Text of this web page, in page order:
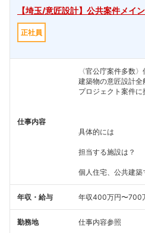
【埼玉/意匠設計】公共案件メイ
正社員
仕事内容
〈官公庁案件多数
建築物の意匠設計
プロジェクト案件に
具体的には
担当する施設は？
個人住宅、公共建築
年収・給与 年収400万円〜700
勤務地 仕事内容参照